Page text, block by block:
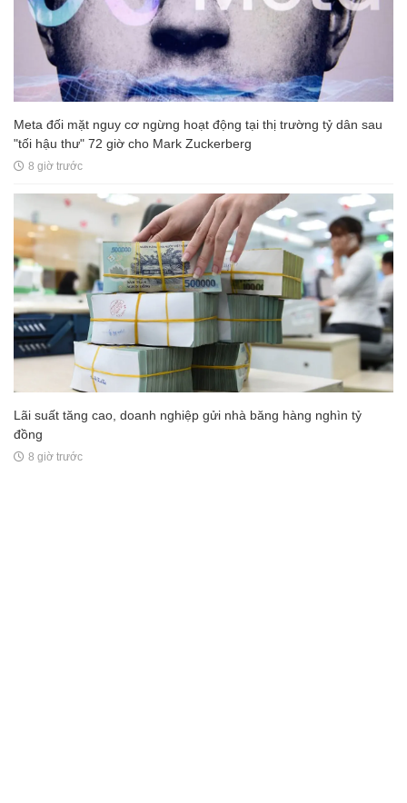
Meta đối mặt nguy cơ ngừng hoạt động tại thị trường tỷ dân sau
"tối hậu thư" 72 giờ cho Mark Zuckerberg
8 giờ trước
Lãi suất tăng cao, doanh nghiệp gửi nhà băng hàng nghìn tỷ
đồng
8 giờ trước